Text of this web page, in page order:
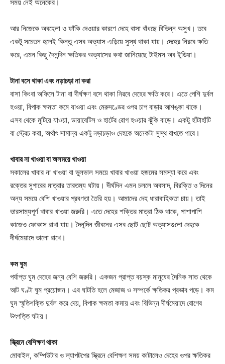
সময় নেই অনেকের।
আর নিজেকে অবহেলা ও ফাঁকি দেওয়ার কারণে দেহে বাসা বাঁধছে বিভিন্ন অসুখ। তবে
একটু সচেতন হলেই কিন্তু এসব অভ্যাস এড়িয়ে সুস্থ থাকা যায়। দেহের নিরবে ক্ষতি
করে, এমন কিছু দৈনন্দিন ক্ষতিকর অভ্যাসের কথা জানিয়েছে টাইমস অব ইন্ডিয়া।
টানা বসে থাকা এবং নড়াচড়া না করা
বাসা কিংবা অফিসে টানা বা দীর্ঘক্ষণ বসে থাকা নিরবে দেহের ক্ষতি করে। এতে পেশি দুর্বল
হওয়া, বিপাক ক্ষমতা কমে যাওয়া এবং মেরুদণ্ডের ওপর চাপ বাড়ার আশঙ্কা থাকে।
এসব থেকে মুটিয়ে যাওয়া, ডায়াবেটিস ও হার্টের রোগ হওয়ার ঝুঁকি বাড়ে। একটু হাঁটাহাঁটি
বা স্ট্রেচ করা, অর্থাৎ সামান্য একটু নড়াচড়াও দেহকে অনেকটা সুস্থ রাখতে পারে।
খাবার না খাওয়া বা অসময়ে খাওয়া
সকালের খাবার না খাওয়া বা ভুলভাল সময়ে খাবার খাওয়া হজমের সমস্যা করে এবং
রক্তের সুগারের মাত্রার তারতম্য ঘটায়। দীর্ঘদিন এমন চললে অবসাদ, বিরক্তি ও দিনের
অন্য সময়ে বেশি খাওয়ার প্রবণতা তৈরি হয়। আমাদের দেহ ধারাবাহিকতা চায়। তাই
ভারসাম্যপূর্ণ খাবার খাওয়া জরুরি। এতে দেহের শক্তির মাত্রা ঠিক থাকে, পাশাপাশি
কাজেও ফোকাস রাখা যায়। দৈনন্দিন জীবনের এসব ছোট ছোট অভ্যাসগুলো দেহকে
দীর্ঘমেয়াদে ভালো রাখে।
কম ঘুম
পর্যাপ্ত ঘুম দেহের জন্য বেশি জরুরি। একজন প্রাপ্ত বয়স্ক মানুষের দৈনিক সাত থেকে
আট ঘণ্টা ঘুম প্রয়োজন। এর ঘাটতি হলে মেজাজ ও সম্পর্কে ক্ষতিকর প্রভাব পড়ে। কম
ঘুম স্মৃতিশক্তি দুর্বল করে দেয়, বিপাক ক্ষমতা কমায় এবং বিভিন্ন দীর্ঘমেয়াদে রোগের
উৎপত্তি ঘটায়।
স্ক্রিনে বেশিক্ষণ থাকা
মোবাইল, কম্পিউটার ও ল্যাপটপের স্ক্রিনে বেশিক্ষণ সময় কাটালেও দেহের ওপর ক্ষতিকর